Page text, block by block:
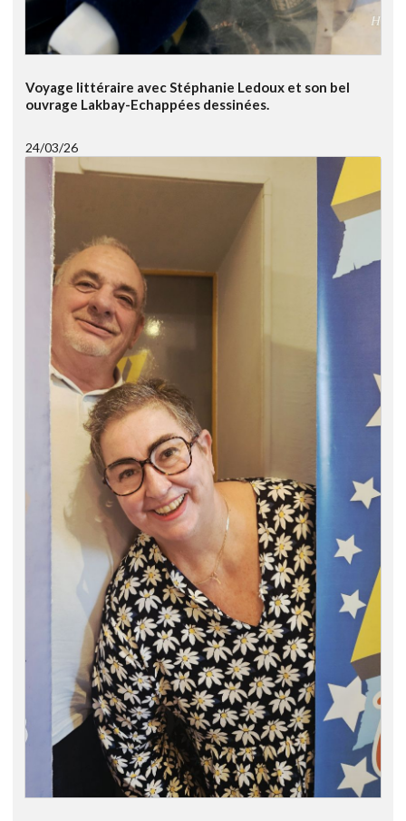
Voyage littéraire avec Stéphanie Ledoux et son bel
ouvrage Lakbay-Echappées dessinées.
24/03/26